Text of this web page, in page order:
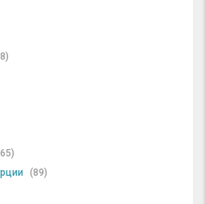
(89)